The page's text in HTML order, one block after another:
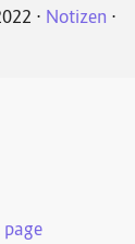
⋅ Notizen ⋅